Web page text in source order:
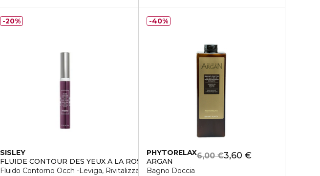
SISLEY
FLUIDE CONTOUR DES YEUX À LA ROSE NOIRE
Fluido Contorno Occh -Leviga, Rivitalizza, Illumina
20%
PHYTORELAX
ARGAN
Bagno Doccia
3,60 €
6,00 €
40%